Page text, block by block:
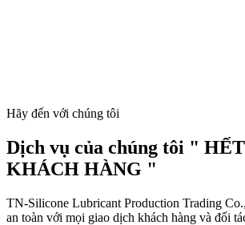
Hãy đến với chúng tôi
Dịch vụ của chúng tôi "
KHÁCH HÀNG "
TN-Silicone Lubricant Production Trading
an toàn với mọi giao dịch khách hàng và đối